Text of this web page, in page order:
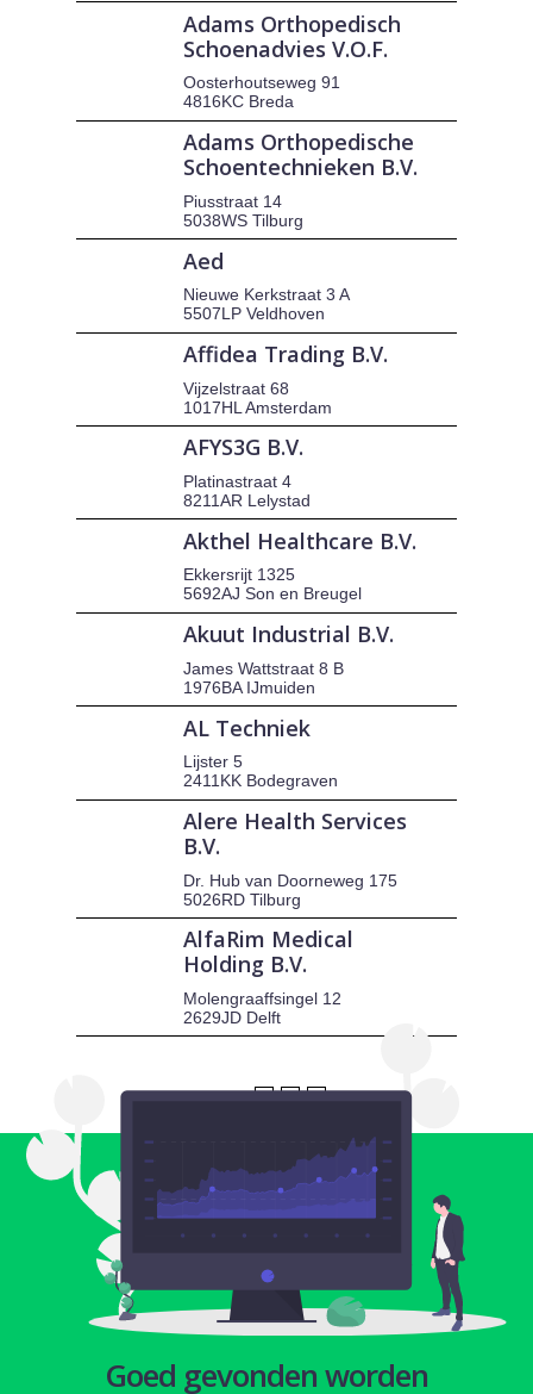
Adams Orthopedisch
Schoenadvies V.O.F.
Oosterhoutseweg 91
4816KC Breda
Adams Orthopedische
Schoentechnieken B.V.
Piusstraat 14
5038WS Tilburg
Aed
Nieuwe Kerkstraat 3 A
5507LP Veldhoven
Affidea Trading B.V.
Vijzelstraat 68
1017HL Amsterdam
AFYS3G B.V.
Platinastraat 4
8211AR Lelystad
Akthel Healthcare B.V.
Ekkersrijt 1325
5692AJ Son en Breugel
Akuut Industrial B.V.
James Wattstraat 8 B
1976BA IJmuiden
AL Techniek
Lijster 5
2411KK Bodegraven
Alere Health Services
B.V.
Dr. Hub van Doorneweg 175
5026RD Tilburg
AlfaRim Medical
Holding B.V.
Molengraaffsingel 12
2629JD Delft
Goed gevonden worden